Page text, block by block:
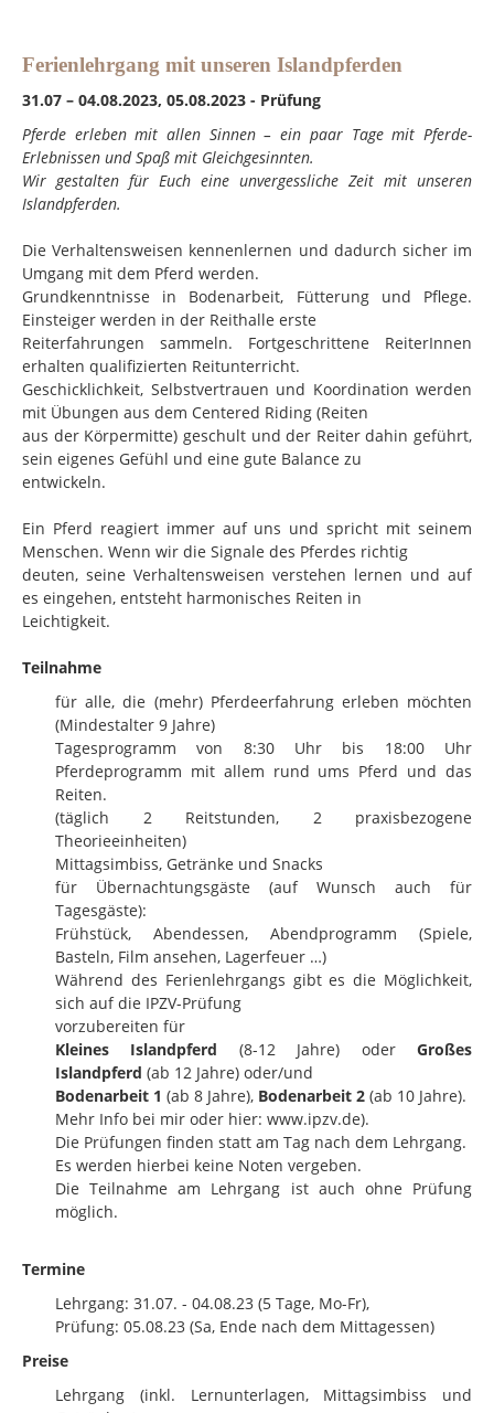
Ferienlehrgang mit unseren Islandpferden
31.07 – 04.08.2023, 05.08.2023 - Prüfung
Pferde erleben mit allen Sinnen – ein paar Tage mit Pferde-
Erlebnissen und Spaß mit Gleichgesinnten.
Wir gestalten für Euch eine unvergessliche Zeit mit unseren
Islandpferden.
Die Verhaltensweisen kennenlernen und dadurch sicher im
Umgang mit dem Pferd werden.
Grundkenntnisse in Bodenarbeit, Fütterung und Pflege.
Einsteiger werden in der Reithalle erste
Reiterfahrungen sammeln. Fortgeschrittene ReiterInnen
erhalten qualifizierten Reitunterricht.
Geschicklichkeit, Selbstvertrauen und Koordination werden
mit Übungen aus dem Centered Riding (Reiten
aus der Körpermitte) geschult und der Reiter dahin geführt,
sein eigenes Gefühl und eine gute Balance zu
entwickeln.
Ein Pferd reagiert immer auf uns und spricht mit seinem
Menschen. Wenn wir die Signale des Pferdes richtig
deuten, seine Verhaltensweisen verstehen lernen und auf
es eingehen, entsteht harmonisches Reiten in
Leichtigkeit.
Teilnahme
für alle, die (mehr) Pferdeerfahrung erleben möchten
(Mindestalter 9 Jahre)
Tagesprogramm von 8:30 Uhr bis 18:00 Uhr
Pferdeprogramm mit allem rund ums Pferd und das
Reiten.
(täglich 2 Reitstunden, 2 praxisbezogene
Theorieeinheiten)
Mittagsimbiss, Getränke und Snacks
für Übernachtungsgäste (auf Wunsch auch für
Tagesgäste):
Frühstück, Abendessen, Abendprogramm (Spiele,
Basteln, Film ansehen, Lagerfeuer …)
Während des Ferienlehrgangs gibt es die Möglichkeit,
sich auf die IPZV-Prüfung
vorzubereiten für
Kleines Islandpferd (8-12 Jahre) oderGroßes
Islandpferd (ab 12 Jahre) oder/und
Bodenarbeit 1 (ab 8 Jahre), Bodenarbeit 2 (ab 10 Jahre).
Mehr Info bei mir oder hier: www.ipzv.de).
Die Prüfungen finden statt am Tag nach dem Lehrgang.
Es werden hierbei keine Noten vergeben.
Die Teilnahme am Lehrgang ist auch ohne Prüfung
möglich.
Termine
Lehrgang: 31.07. - 04.08.23 (5 Tage, Mo-Fr),
Prüfung: 05.08.23 (Sa, Ende nach dem Mittagessen)
Preise
Lehrgang (inkl. Lernunterlagen, Mittagsimbiss und